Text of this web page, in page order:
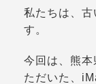
私たちは、
す。
今回は、熊
ただいた、